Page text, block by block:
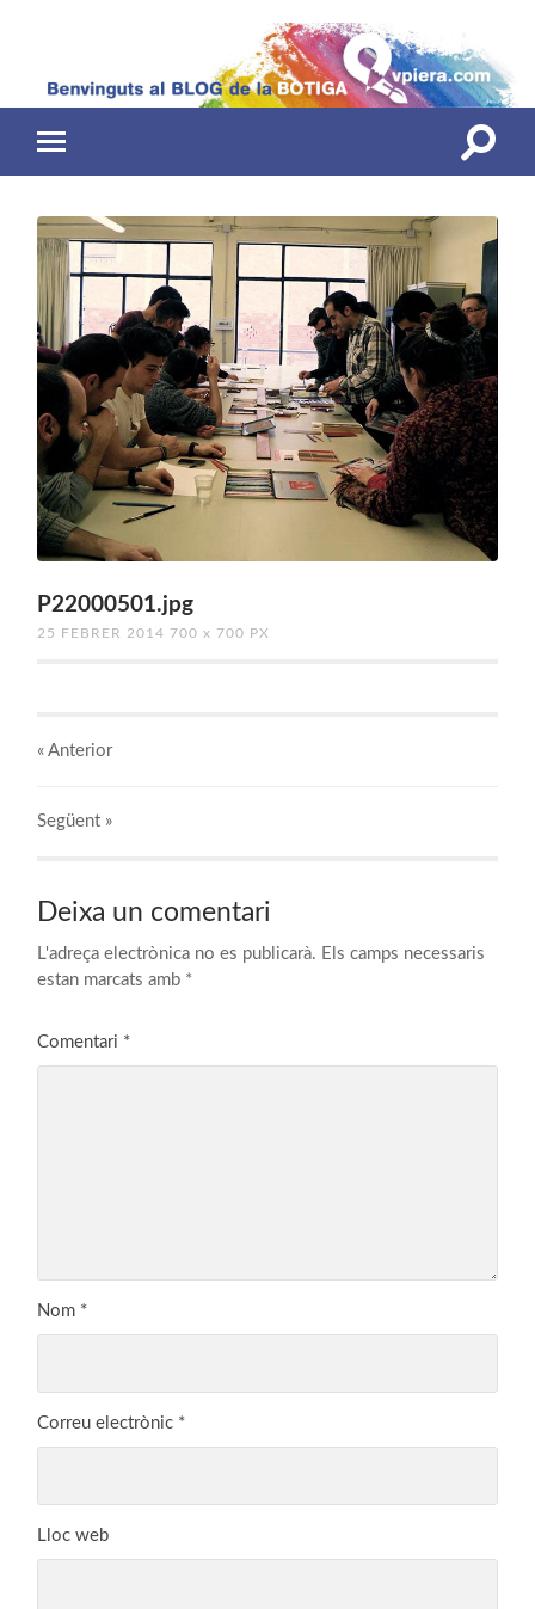
mobile
Toggle
P22000501.jpg
25 FEBRER 2014 700x 700 PX
« Anterior
Següent »
Deixa un comentari
L'adreça electrònica no es publicarà. Els camps necessaris
estan marcats amb *
Comentari *
Nom *
Correu electrònic *
Lloc web